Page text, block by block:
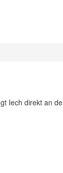
Iech direkt an de